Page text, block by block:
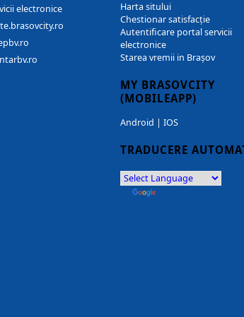
electronice
Harta sitului
Chestionar satisfacție
Autentificare portal servicii
electronice
Starea vremii in Brașov
MY BRASOVCITY
(MOBILEAPP)
Android | IOS
TRADUCERE